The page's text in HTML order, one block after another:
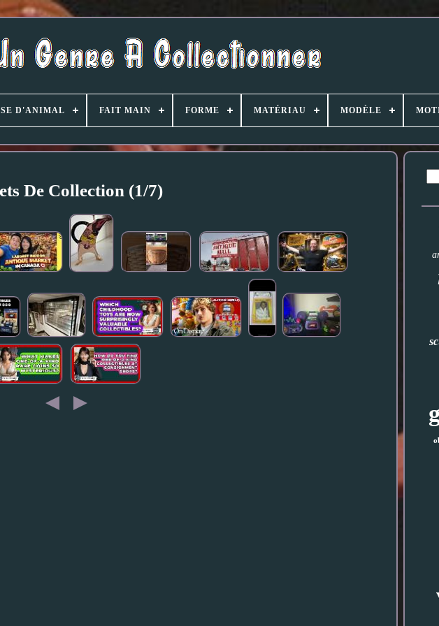
D'ANIMAL FAIT MAIN FORME MATÉRIAU MODÈLE
De Collection (1/7)